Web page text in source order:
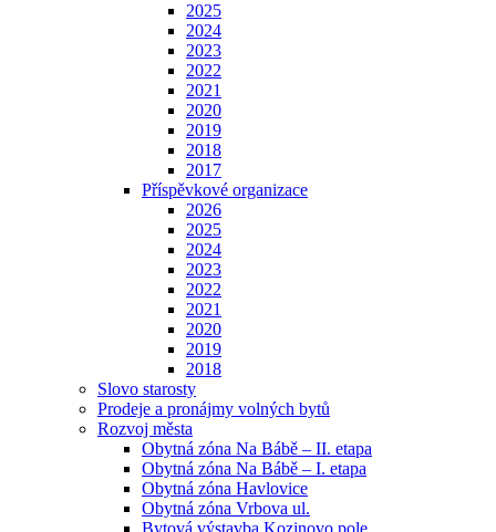
2025
2024
2023
2022
2021
2020
2019
2018
2017
Příspěvkové organizace
2026
2025
2024
2023
2022
2021
2020
2019
2018
Slovo starosty
Prodeje a pronájmy volných bytů
Rozvoj města
Obytná zóna Na Bábě – II. etapa
Obytná zóna Na Bábě – I. etapa
Obytná zóna Havlovice
Obytná zóna Vrbova ul.
Bytová výstavba Kozinovo pole